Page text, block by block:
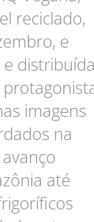
reciclado,
e
e distribuída
imagens
na
até